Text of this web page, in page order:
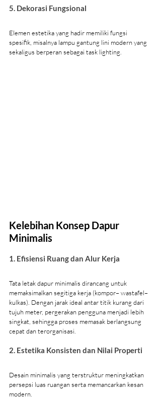
5. Dekorasi Fungsional
Elemen estetika yang hadir memiliki fungsi
spesifik, misalnya lampu gantung lini modern yang
sekaligus berperan sebagai task lighting.
Kelebihan Konsep Dapur
Minimalis
1. Efisiensi Ruang dan Alur Kerja
Tata letak dapur minimalis dirancang untuk
memaksimalkan segitiga kerja (kompor– wastafel–
kulkas). Dengan jarak ideal antar titik kurang dari
tujuh meter, pergerakan pengguna menjadi lebih
singkat, sehingga proses memasak berlangsung
cepat dan terorganisasi.
2. Estetika Konsisten dan Nilai Properti
Desain minimalis yang terstruktur meningkatkan
persepsi luas ruangan serta memancarkan kesan
modern.